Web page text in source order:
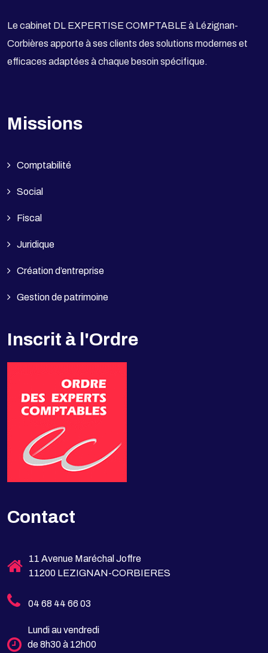
Le cabinet DL EXPERTISE COMPTABLE à Lézignan-
Corbières apporte à ses clients des solutions modernes et
efficaces adaptées à chaque besoin spécifique.
Missions
Comptabilité
Social
Fiscal
Juridique
Création d’entreprise
Gestion de patrimoine
Inscrit à l'Ordre
Contact
11 Avenue Maréchal Joffre
11200 LEZIGNAN-CORBIERES
04 68 44 66 03
Lundi au vendredi
de 8h30 à 12h00